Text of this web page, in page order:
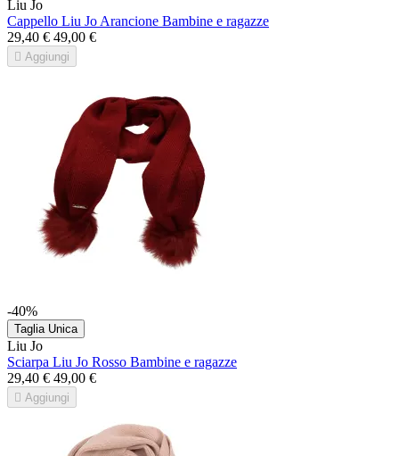
Liu Jo
Cappello Liu Jo Arancione Bambine e ragazze
29,40 € 49,00 €
 Aggiungi
-40%
Taglia Unica
Liu Jo
Sciarpa Liu Jo Rosso Bambine e ragazze
29,40 € 49,00 €
 Aggiungi